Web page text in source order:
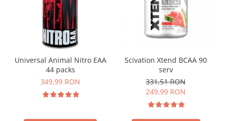
Universal Animal Nitro EAA
44 packs
349,99 RON
Scivation Xtend BCAA 90
serv
331,51 RON
249,99 RON